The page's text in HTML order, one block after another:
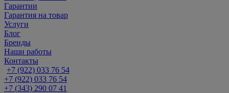
Гарантии
Гарантия на товар
Услуги
Блог
Бренды
Наши работы
Контакты
+7 (922) 033 76 54
+7 (922) 033 76 54
+7 (343) 290 07 41